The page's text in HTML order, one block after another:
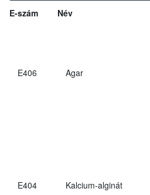
E-szám Név
E406 Agar
E404 Kalcium-alginát